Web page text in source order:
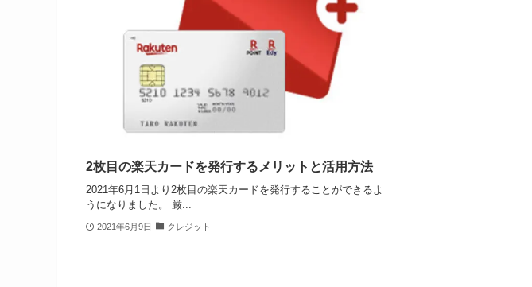
2枚目の楽天カードを発行するメリットと活用方法
2021年6月1日より2枚目の楽天カードを発行することができるよ
うになりました。 厳...
2021年6月9日 クレジット